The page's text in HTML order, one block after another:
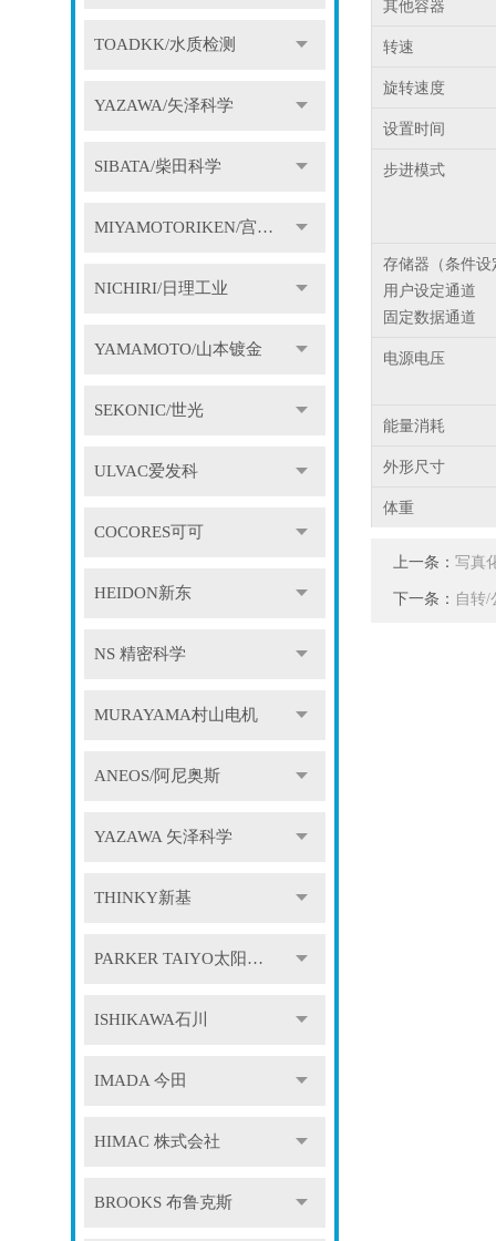
TOADKK/水质检测
YAZAWA/矢泽科学
SIBATA/柴田科学
MIYAMOTORIKEN/宫本理研
NICHIRI/日理工业
YAMAMOTO/山本镀金
SEKONIC/世光
ULVAC爱发科
COCORES可可
HEIDON新东
NS 精密科学
MURAYAMA村山电机
ANEOS/阿尼奥斯
YAZAWA 矢泽科学
THINKY新基
PARKER TAIYO太阳铁工
ISHIKAWA石川
IMADA 今田
HIMAC 株式会社
BROOKS 布鲁克斯
其他容器
转速
旋转速度
设置时间
步进模式
存储器（条件设
用户设定通道
固定数据通道
电源电压
能量消耗
外形尺寸
体重
上一条： 写真
下一条： 自转/